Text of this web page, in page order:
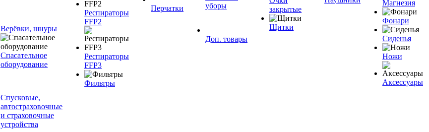
Верёвки, шнуры
Спасательное
оборудование
Спусковые,
автостраховочные
и страховочные
устройства
Респираторы
FFP2
Респираторы
FFP3
Фильтры
Перчатки
уборы
Доп. товары
закрытые
Щитки
Магнезия
Фонари
Сиденья
Ножи
Аксессуары